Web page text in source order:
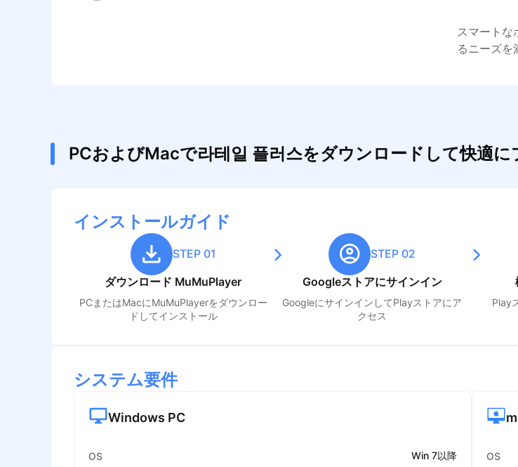
スマートな
るニーズを
PCおよびMacで라테일 플러스をダウンロードして快適に
インストールガイド
STEP 01
ダウンロード MuMuPlayer
PCまたはMacにMuMuPlayerをダウンロー
ドしてインストール
STEP 02
Googleストアにサインイン
GoogleにサインインしてPlayストアにア
クセス
Play
システム要件
Windows PC
OS Win 7以降 OS